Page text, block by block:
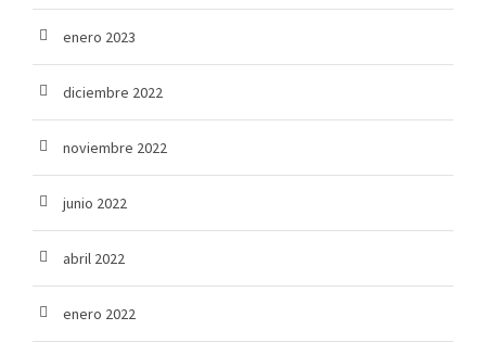
enero 2023
diciembre 2022
noviembre 2022
junio 2022
abril 2022
enero 2022